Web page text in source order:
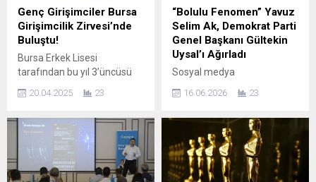
‘mektup kardeşliği’ projesi
Bayezid İlkokulu
öğrencilerinin mezun
olmasıyla bu dönem Van
Gölü Mesleki ve Teknik
Anadolu...
uygulanması sırasında
birçok vatandaş mağduriyet
yaşarken, bölge halkı
yetkililere seslenerek hukuki
sürecin hiçe sayıldığını öne
sürdü. Mağdurlar, mülkiyet
haklarının mahkeme
olduğunu belirterek,...
Genç Girişimciler Bursa
Girişimcilik Zirvesi’nde
Buluştu!
Bursa Erkek Lisesi
tarafından bu yıl 3’üncüsü
Girişimcilik Zirvesi , 45 farklı
girişimcileri bir araya getirdi.
Etkinlik, Merinos Atatürk
Kongre ve Kültür
Merkezi’nde, danışman
20.04.2025 23
“Bolulu Fenomen” Yavuz
Selim Ak, Demokrat Parti
Genel Başkanı Gültekin
Uysal’ı Ağırladı
Sosyal medya
paylaşımlarla geniş bir
kamuoyunda “Bolulu
fenomen” olarak tanınan
Yavuz Selim Ak, önemli bir
siyasi ziyarete ev sahipliği
16.06.2026 23